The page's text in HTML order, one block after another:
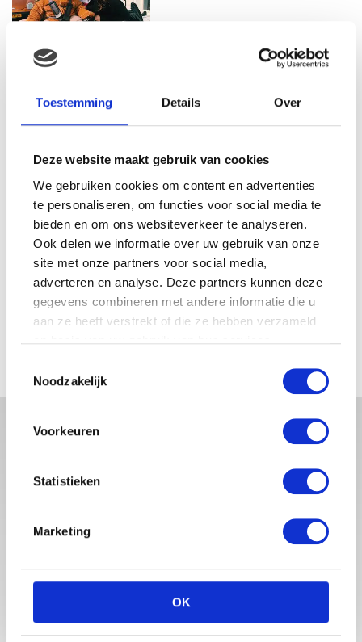
Toestemming Details Over
Deze website maakt gebruik van cookies
We gebruiken cookies om content en advertenties
te personaliseren, om functies voor social media te
bieden en om ons websiteverkeer te analyseren.
Ook delen we informatie over uw gebruik van onze
site met onze partners voor social media,
adverteren en analyse. Deze partners kunnen deze
gegevens combineren met andere informatie die u
aan ze heeft verstrekt of die ze hebben verzameld
Noodzakelijk
Voorkeuren
Statistieken
Marketing
OK
MAMA THIRZA VLOG: HET IS
VAKANTIE & TWEE ZIEKE
KINDEREN
MAMA CARMEN VLOG:
SCHOLEN ZIJN WEER
BEGONNEN & TANDEN BLEKEN
Babystraatje.nl is een uniek platform voor aanstaande en
jonge moeders. Een online ontmoetingsplek vol
inspirerende blogs en handige artikelen op het gebied van
zwangerschap, moederschap, babyproducten, lifestyle en
fashion. Babystraatje.nl, het leukste online (winkel)straatje